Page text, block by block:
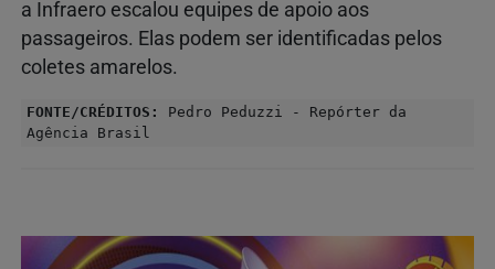
a Infraero escalou equipes de apoio aos
passageiros. Elas podem ser identificadas pelos
coletes amarelos.
FONTE/CRÉDITOS:
Pedro Peduzzi - Repórter da
Agência Brasil